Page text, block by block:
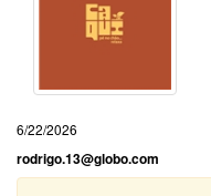
6/22/2026
rodrigo.13@globo.com